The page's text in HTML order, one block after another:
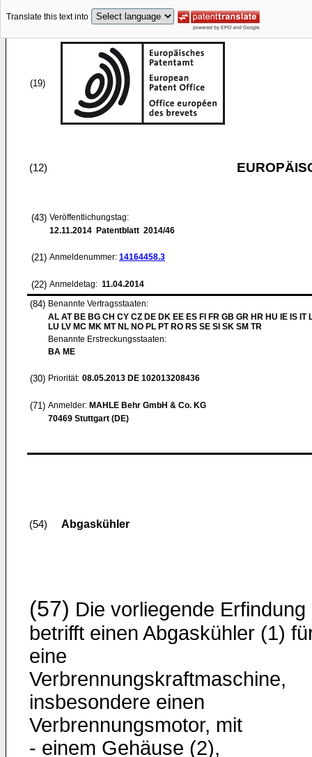
Translate this text into
(19)
(12)
(43) Veröffentlichungstag:
12.11.2014 Patentblatt 2014/46
(21) Anmeldenummer: 14164458.3
(22) Anmeldetag: 11.04.2014
(84) Benannte Vertragsstaaten:
AL AT BE BG CH CY CZ DE DK EE ES FI FR GB GR HR HU IE IS IT
LU LV MC MK MT NL NO PL PT RO RS SE SI SK SM TR
Benannte Erstreckungsstaaten:
BA ME
(30) Priorität: 08.05.2013 DE 102013208436
(71) Anmelder: MAHLE Behr GmbH & Co. KG
70469 Stuttgart (DE)
(54) Abgaskühler
(57) Die vorliegende Erfindung
betrifft einen Abgaskühler (1)
eine
Verbrennungskraftmaschine,
insbesondere einen
Verbrennungsmotor, mit
- einem Gehäuse (2),